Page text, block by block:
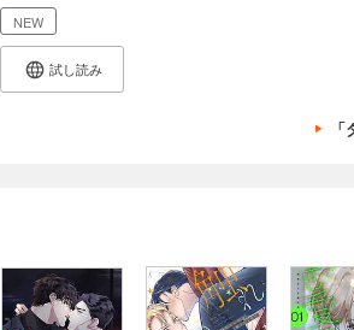
NEW
試し読み